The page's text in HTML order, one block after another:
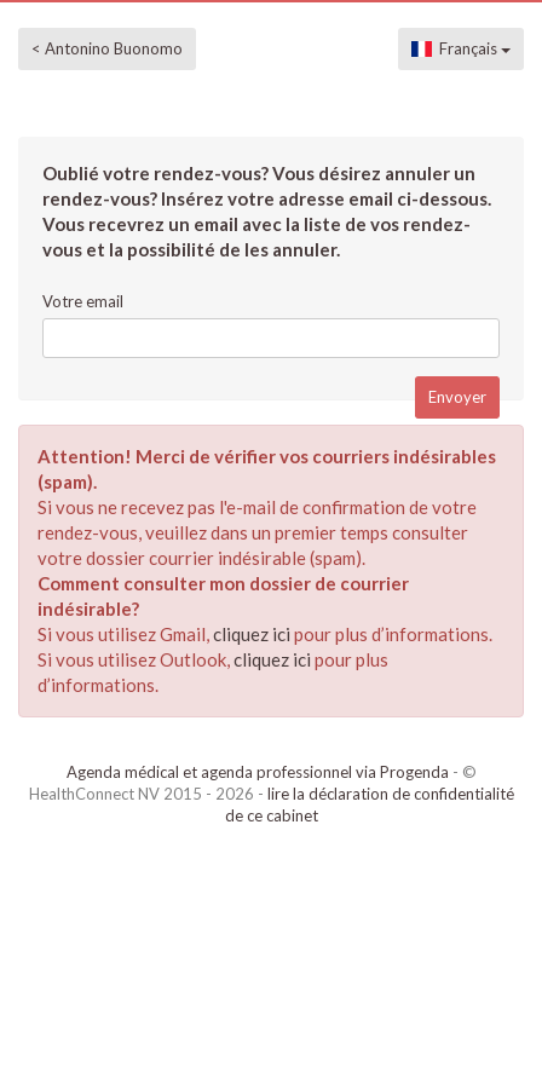
< Antonino Buonomo Français
Oublié votre rendez-vous? Vous désirez annuler un
rendez-vous? Insérez votre adresse email ci-dessous.
Vous recevrez un email avec la liste de vos rendez-
vous et la possibilité de les annuler.
Votre email
Attention! Merci de vérifier vos courriers indésirables
(spam).
Si vous ne recevez pas l'e-mail de confirmation de votre
rendez-vous, veuillez dans un premier temps consulter
votre dossier courrier indésirable (spam).
Comment consulter mon dossier de courrier
indésirable?
Si vous utilisez Gmail,cliquez ici pour plus d’informations.
Si vous utilisez Outlook,cliquez ici pour plus
d’informations.
Agenda médical et agenda professionnel via Progenda - ©
HealthConnect NV 2015 - 2026 - lire la déclaration de confidentialité
de ce cabinet